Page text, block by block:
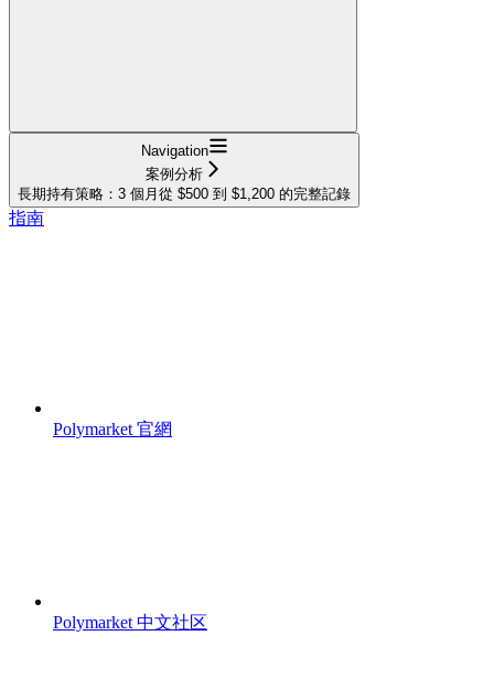
Navigation
案例分析
長期持有策略：3 個月從 $500 到 $1,200 的完整記錄
指南
Polymarket 官網
Polymarket 中文社区